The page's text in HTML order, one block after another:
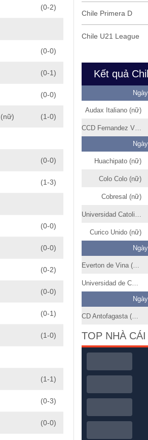
(0-2)
(0-0)
(0-1)
(0-0)
(1-0)
(0-0)
(1-3)
(0-0)
(0-0)
(0-2)
(0-0)
(0-1)
(1-0)
(1-1)
(0-3)
(0-0)
Chile Primera D
Chile U21 League
Audax Italiano (nữ)
CCD Fernandez Vial (nữ)
Huachipato (nữ)
Colo Colo (nữ)
Cobresal (nữ)
Universidad Catolica (nữ)
Curico Unido (nữ)
Everton de Vina (nữ)
Universidad de Concepcion (nữ)
CD Antofagasta (nữ)
TOP NHÀ